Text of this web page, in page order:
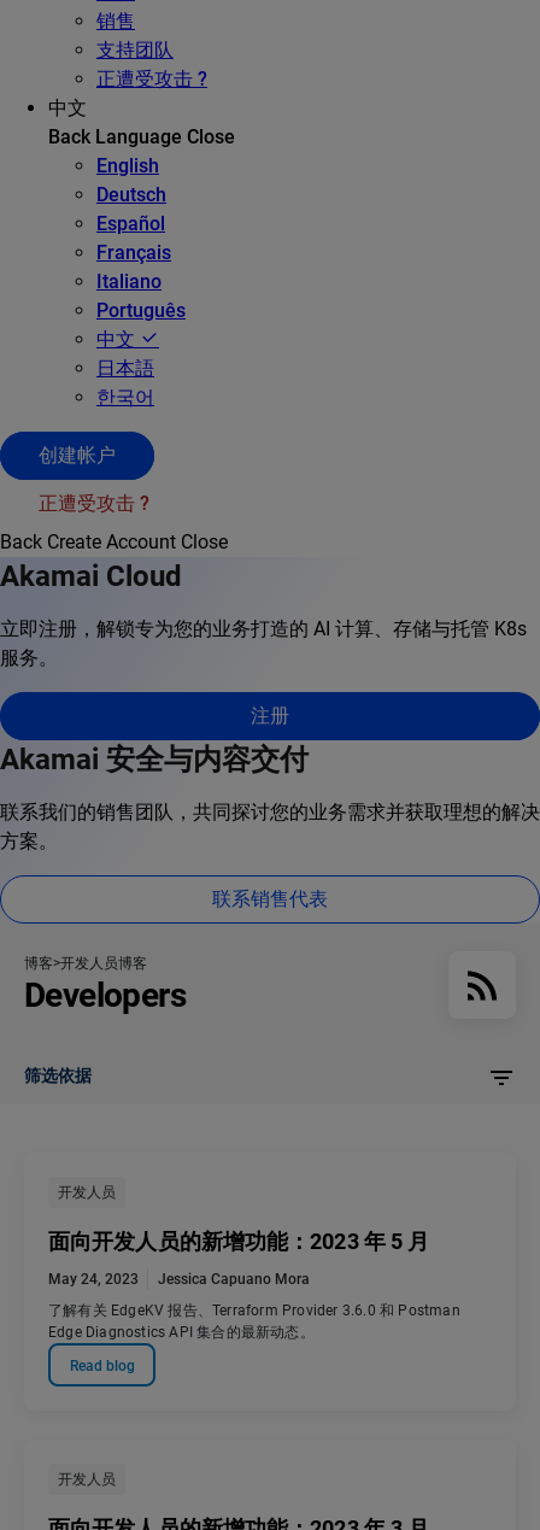
销售
支持团队
正遭受攻击 ?
中文
Back Language Close
English
Deutsch
Español
Français
Italiano
Português
中文
日本語
한국어
创建帐户
正遭受攻击 ?
Back Create Account Close
Akamai Cloud
立即注册，解锁专为您的业务打造的 AI 计算、存储与托管 K8s
服务。
注册
Akamai 安全与内容交付
联系我们的销售团队，共同探讨您的业务需求并获取理想的解决
方案。
联系销售代表
博客 开发人员博客
Developers
筛选依据
开发人员
面向开发人员的新增功能：2023 年 5 月
May 24, 2023
Jessica Capuano Mora
了解有关 EdgeKV 报告、Terraform Provider 3.6.0 和 Postman
Edge Diagnostics API 集合的最新动态。
Read blog
开发人员